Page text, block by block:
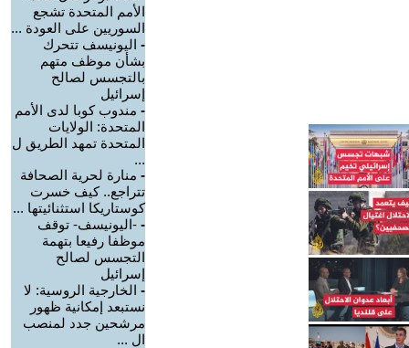
الأمم المتحدة تشجع
السوريين على العودة ...
- اليونيسف تتحرك
بشأن موظف متهم
بالتجسس لصالح
إسرائيل
- مندوب كوبا لدى الأمم
المتحدة: الولايات
المتحدة تمهد الطريق ل
...
- منارة لحرية الصحافة
تتراجع.. كيف خسرت
كوستاريكا استثنائيتها ...
- -اليونيسف- توقف
موظفا رفيعا بتهمة
التجسس لصالح
إسرائيل
- الخارجية الروسية: لا
نستبعد إمكانية ظهور
مرشحين جدد لمنصب
ال ...